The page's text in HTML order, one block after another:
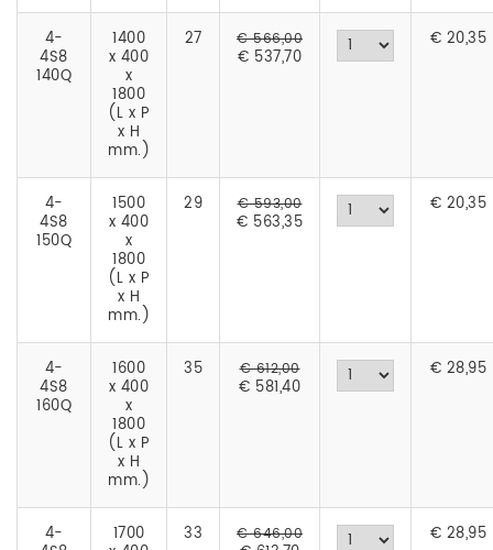
4-
4S8
140Q
1400
x 400
x
1800
(L x P
x H
mm.)
27 € 566,00
€ 537,70
€ 20,35
4-
4S8
150Q
1500
x 400
x
1800
(L x P
x H
mm.)
29 € 593,00
€ 563,35
€ 20,35
4-
4S8
160Q
1600
x 400
x
1800
(L x P
x H
mm.)
35 € 612,00
€ 581,40
€ 28,95
4-
1700
33 € 646,00 € 28,95